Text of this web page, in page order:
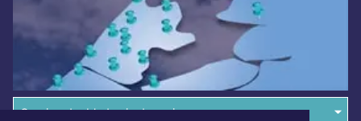
Overige dagbladen in de regio